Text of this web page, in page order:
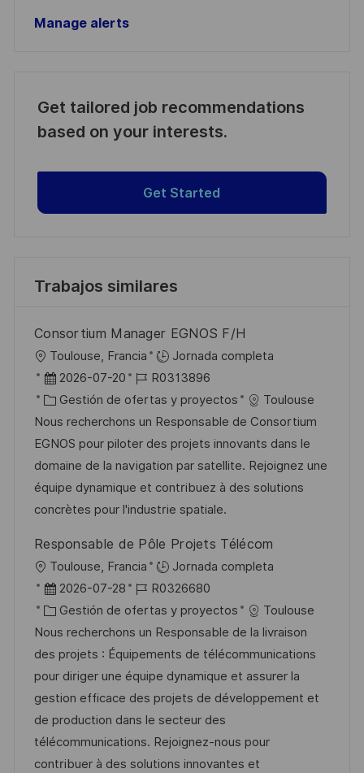
Manage alerts
Get tailored job recommendations
based on your interests.
Get Started
Trabajos similares
Consortium Manager EGNOS F/H
U
b
c
a
c
i
ó
Toulouse, Francia
Jornada completa
F
e
c
h
a
d
e
u
b
l
i
c
a
c
i
ó
n
2026-07-20
I
D
d
e
e
m
p
e
o
R0313896
C
a
t
e
g
o
í
a
Gestión de ofertas y proyectos
Toulouse
Nous recherchons un Responsable de Consortium
EGNOS pour piloter des projets innovants dans le
domaine de la navigation par satellite. Rejoignez une
équipe dynamique et contribuez à des solutions
concrètes pour l'industrie spatiale.
Responsable de Pôle Projets Télécom
U
b
c
a
c
i
ó
n
Toulouse, Francia
Jornada completa
F
e
c
h
a
d
e
p
u
2026-07-28
I
D
d
e
e
m
p
l
e
R0326680
C
a
t
e
g
o
r
í
Gestión de ofertas y proyectos
Toulouse
Nous recherchons un Responsable de la livraison
des projets : Équipements de télécommunications
pour diriger une équipe dynamique et assurer la
gestion efficace des projets de développement et
de production dans le secteur des
télécommunications. Rejoignez-nous pour
contribuer à des solutions innovantes et